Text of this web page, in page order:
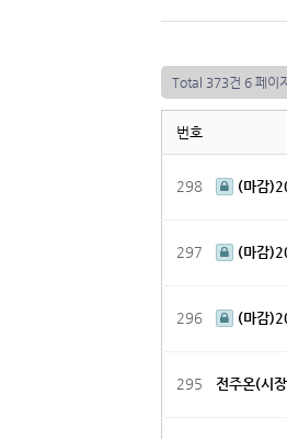
Total 373건 6 페이지
번호
298 (마감
297 (마감
296 (마감
295 전주온(시